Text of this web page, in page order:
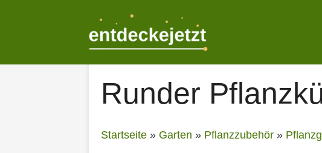
Runder
Startseite » Garten » Pflanzzubehör »